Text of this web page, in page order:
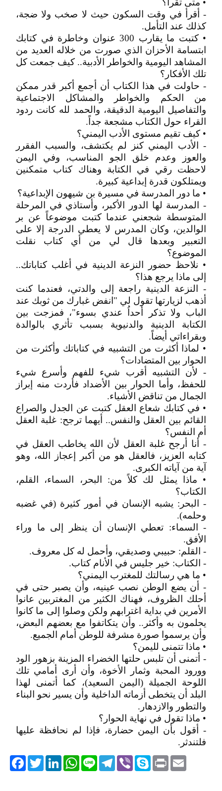
• متى تقرأ؟
- أقرأ في وقت السكون حيث لا صخب ولا ضجة،
كذلك عند التأمل.
• كتبت ما يقارب 300 عنوان وخاطرة في كتابك
ابتسامة الأحزان الذي صورت من خلاله العديد من
المشاهد اليومية والخواطر الأدبية.. كيف جمعت كل
تلك الأفكار؟
- حاولت في هذا الكتاب أن أجمع أكبر قدر ممكن
من الحكم والخواطر والمشاكل الاجتماعية
والتفاصيل اليومية الدقيقة، والحمد لله كانت ردود
القراء حول الكتاب مشجعة جداً.
• كيف تقيم مستوى الأدب اليمني؟
- الأدب اليمني كنز لم يكتشف، والسبب الفقرر
والعوز وعدم خلق الجو المناسب، وفي اليمن
لاحظت رقي في الكتابة وهناك كتاب متمكنين
ويمتلكون قدرة إبداعية كبيرة.
• ما دور المدرسة في مسيرة بن شيهون الإبداعية؟
- المدرسة لها الدور الأكبر، وأستاذي في المرحلة
المتوسطة شجعني عندما كتبت موضوعاً عن بر
الوالدين، وكان المدرس لا يعطي الدرجة إلا على
التعبير وبعدها قال لي من أي كتاب نقلت
الموضوع؟
• نلاحظ حضور النزعة الدينية في أغلب كتاباتك..
إلى ماذا يرجع هذا؟
- النزعة الدينية راجعة إلى والدتي، فعندما كنت
أذهب لزيارتها تقول لي "انفض غبارك من ثوبك عند
الباب ولا تذكر أحداُ عندي بسوء"، فمزجت بين
الكتابة الدينية والدنيوية بسبب تأثري بالوالدة
وبقراءاتي أيضاً.
• لماذا أكثرت من التشبيه في كتاباتك وأكثرت من
الحوار بين المتضادات؟
- لأن التشبيه أقرب شيء للفهم وأسرع شيء
للحفظ، وأما الحوار بين الأضداد فأردت منه إبراز
الجمال من تناقض الأشياء.
• في كتابك شعاع العقل كتبت عن الجدل والصراع
القائم بين العقل والنفس.. أيهما ترجح: غلبة العقل
أم النفس؟
- أنا أرجح غلبة العقل لأن الله يخاطب العقل في
كتابه العزيز، فالعقل هو من أكبر إعجاز الله، وهو
آية من آياته الكبرى.
• ماذا يمثل لك كلاً من: البحر، السماء، القلم،
الكتاب؟
- البحر: يشبه الإنسان في أمور كثيرة (في غضبه
وحلمه).
- السماء: تعطي الإنسان أن ينظر إلى ما وراء
الأفق.
- القلم: حبيبي وصديقي، وأحمل له كل معروف.
- الكتاب: خير جليس في الأنام كتاب.
• ما هي رسالتك للمغترب اليمني؟
- أن يضع الوطن نصب عينيه، وأن يصبر حتى في
أحلك الظروف، فهناك الكثير من المغتربين عانوا
الأمرين في بداية اغترابهم ولكن وصلوا إلى ما كانوا
يحلمون به وأكثر.. وأن يتكاتفوا مع بعضهم البعض،
وأن يرسموا صورة مشرفة للوطن أمام الجميع.
• ماذا تتمنى لليمن؟
- أتمنى أن تلبس حلتها الخضراء المزينة بزهور الود
وورود المحبة وثمار الأخوة، وأن أرى أمامي تلك
اللوحة الجميلة (اليمن السعيد)، كما أتمنى لهذا
البلد أن يتخطى أزماته الداخلية وأن يسير نحو البناء
والتطور والازدهار.
• ماذا تقول في نهاية الحوار؟
- أقول بأن اليمن حضارة، فإذا لم نحافظة عليها
فلتندثر.
TwitterLinkedIn
WhatsApp Line
Telegram ViberSkype PrintEmail